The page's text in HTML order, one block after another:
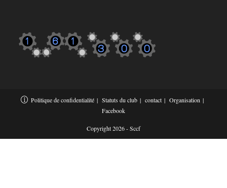
Politique de confidentialité Statuts du club contact
Organisation
Facebook
Copyright 2026 - Sccf